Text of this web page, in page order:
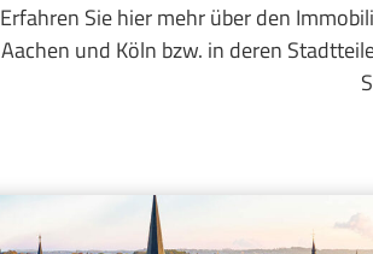
Erfahren Sie hier mehr über den
Aachen und Köln bzw. in deren